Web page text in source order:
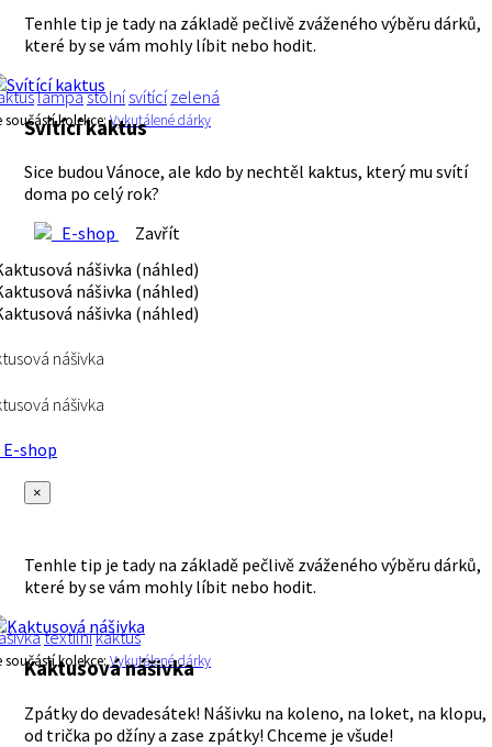
Tenhle tip je tady na základě pečlivě zváženého výběru dárků,
které by se vám mohly líbit nebo hodit.
lampastolní svítící zelená
součástí kolekce:Vykutálené dárky
Svítící kaktus
Sice budou Vánoce, ale kdo by nechtěl kaktus, který mu svítí
doma po celý rok?
E-shop
Zavřít
nášivka
nášivka
shop
×
Tenhle tip je tady na základě pečlivě zváženého výběru dárků,
které by se vám mohly líbit nebo hodit.
textilníkaktus
součástí kolekce:Vykutálené dárky
Kaktusová nášivka
Zpátky do devadesátek! Nášivku na koleno, na loket, na klopu,
od trička po džíny a zase zpátky! Chceme je všude!